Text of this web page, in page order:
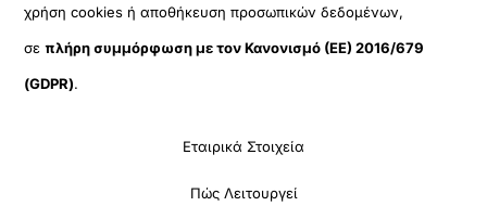
χρήση cookies ή αποθήκευση προσωπικών δεδομένων,
σεπλήρη συμμόρφωση με τον Κανονισμό (ΕΕ) 2016/679
(GDPR).
Εταιρικά Στοιχεία
Πώς Λειτουργεί